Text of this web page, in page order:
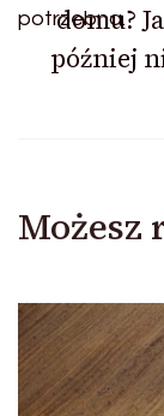
domu?
później